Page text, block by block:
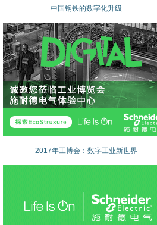
中国钢铁的数字化升级
2017年工博会：数字工业新世界